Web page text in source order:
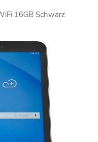
16GB Schwarz